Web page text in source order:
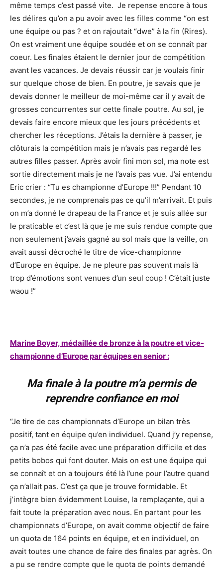
même temps c’est passé vite. Je repense encore à tous
les délires qu’on a pu avoir avec les filles comme “on est
une équipe ou pas ? et on rajoutait “dwe” à la fin (Rires).
On est vraiment une équipe soudée et on se connaît par
coeur. Les finales étaient le dernier jour de compétition
avant les vacances. Je devais réussir car je voulais finir
sur quelque chose de bien. En poutre, je savais que je
devais donner le meilleur de moi-même car il y avait de
grosses concurrentes sur cette finale poutre. Au sol, je
devais faire encore mieux que les jours précédents et
chercher les réceptions. J’étais la dernière à passer, je
clôturais la compétition mais je n’avais pas regardé les
autres filles passer. Après avoir fini mon sol, ma note est
sortie directement mais je ne l’avais pas vue. J’ai entendu
Eric crier : “Tu es championne d’Europe !!!” Pendant 10
secondes, je ne comprenais pas ce qu’il m’arrivait. Et puis
on m’a donné le drapeau de la France et je suis allée sur
le praticable et c’est là que je me suis rendue compte que
non seulement j’avais gagné au sol mais que la veille, on
avait aussi décroché le titre de vice-championne
d’Europe en équipe. Je ne pleure pas souvent mais là
trop d’émotions sont venues d’un seul coup ! C’était juste
waou !”
Marine Boyer, médaillée de bronze à la poutre et vice-
championne d’Europe par équipes en senior :
Ma finale à la poutre m’a permis de
reprendre confiance en moi
“Je tire de ces championnats d’Europe un bilan très
positif, tant en équipe qu’en individuel. Quand j’y repense,
ça n’a pas été facile avec une préparation difficile et des
petits bobos qui font douter. Mais on est une équipe qui
se connaît et on a toujours été là l’une pour l’autre quand
ça n’allait pas. C’est ça que je trouve formidable. Et
j’intègre bien évidemment Louise, la remplaçante, qui a
fait toute la préparation avec nous. En partant pour les
championnats d’Europe, on avait comme objectif de faire
un quota de 164 points en équipe, et en individuel, on
avait toutes une chance de faire des finales par agrès. On
a pu se rendre compte que le quota de points demandé